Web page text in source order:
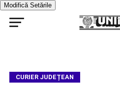
Modifică Setările
CURIER JUDEȚEAN